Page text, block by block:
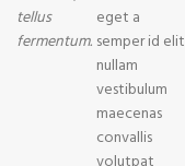
tellus
fermentum.
eget a
semper id elit
nullam
vestibulum
maecenas
convallis